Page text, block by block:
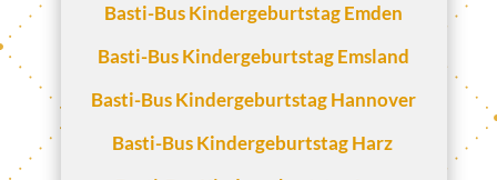
Basti-Bus Kindergeburtstag Emden
Basti-Bus Kindergeburtstag Emsland
Basti-Bus Kindergeburtstag Hannover
Basti-Bus Kindergeburtstag Harz